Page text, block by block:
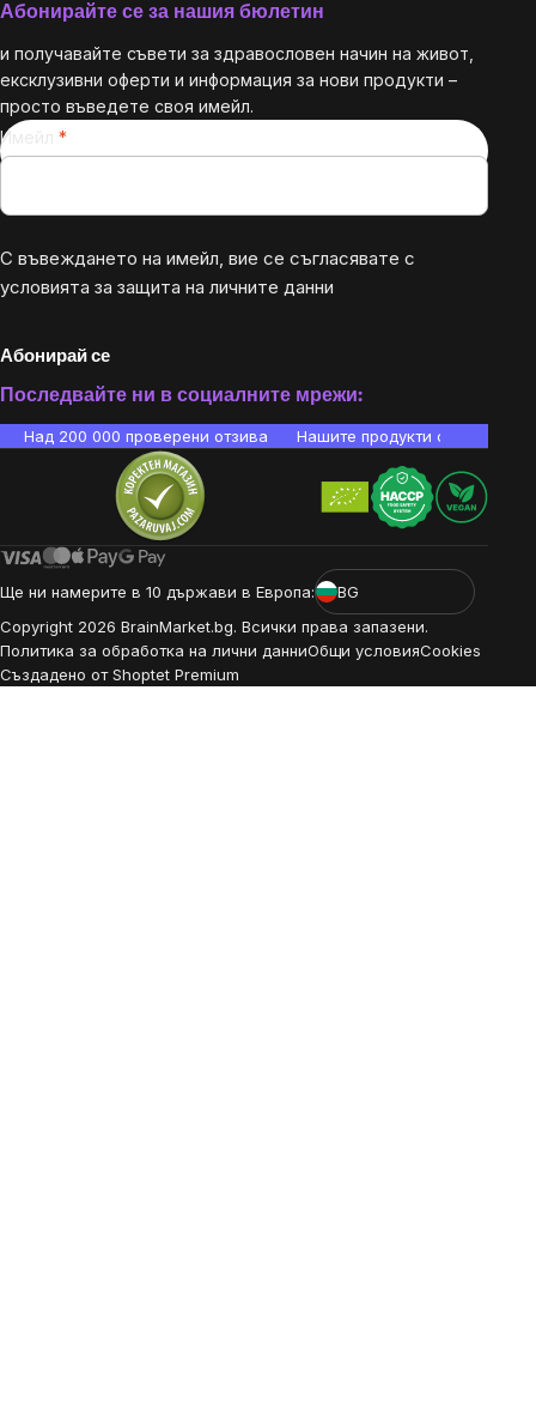
Абонирайте се за нашия бюлетин
и получавайте съвети за здравословен начин на живот,
ексклузивни оферти и информация за нови продукти –
просто въведете своя имейл.
Имейл
С въвеждането на имейл, вие се съгласявате с
условията за защита на личните данни
Абонирай се
Последвайте ни в социалните мрежи:
Над 200 000 проверени отзива Нашите продукти са
Ще ни намерите в 10 държави в Европа:
BG
Copyright 2026 BrainMarket.bg. Всички права запазени.
Политика за обработка на лични данниОбщи условияCookies
Създадено от Shoptet Premium